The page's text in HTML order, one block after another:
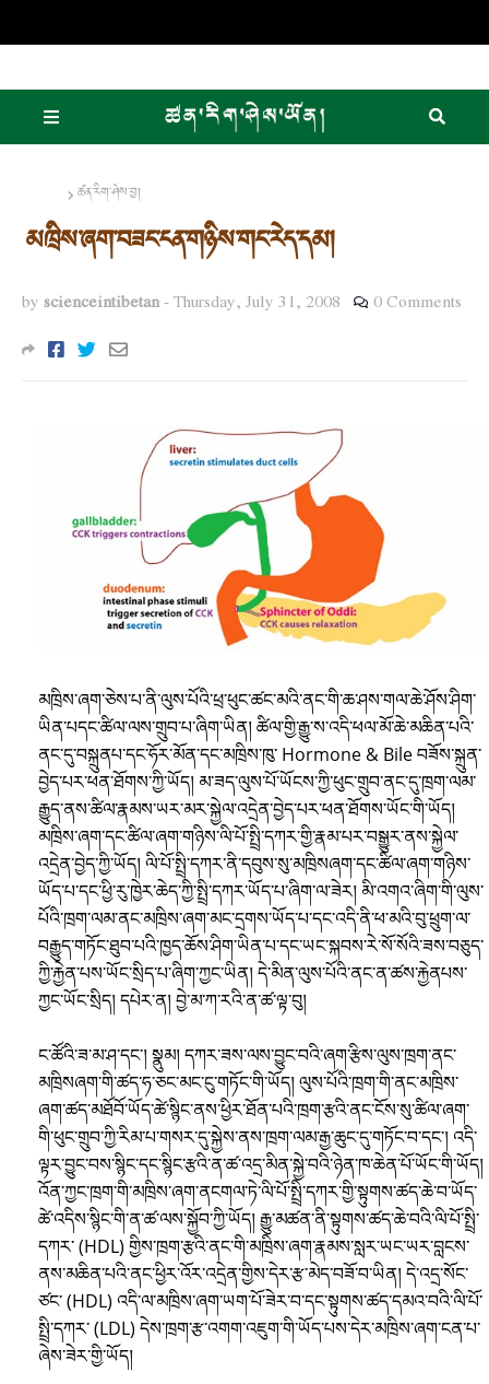
ཚན་རིག་ཤེས་བྱ།
མཁྲིས་ཞག་བཟང་ངན་གཉིས་གང་རེད་དམ།
by scienceintibetan-Thursday, July 31, 2008 0 Comments
མཁྲིས་ཞག་ཅེས་པ་ནི་ལུས་པོའི་ཕྲ་ཕུང་ཚང་མའི་ནང་གི་ཆ་ཤས་གལ་ཆེ་ཤོས་ཤིག་
ཡིན་པདང་ཚིལ་ལས་གྲུབ་པ་ཞིག་ཡིན། ཚིལ་གྱི་རྒྱུ་ས་འདི་ཕལ་མོ་ཆེ་མཆིན་པའི་
ནང་དུ་བསྐྲུནཔ་དང་ཧོར་མོན་དང་མཁྲིས་ཁུ་ Hormone & Bile བཟོས་སྐྲུན་
བྱེད་པར་ཕན་ཐོགས་ཀྱི་ཡོད། མ་ཟད་ལུས་པོ་ཡོངས་ཀྱི་ཕུང་གྲུབ་ནང་དུ་ཁྲག་ལམ་
རྒྱུད་ནས་ཚིལ་རྣམས་ཡར་མར་སྐྱེལ་འདྲེན་བྱེད་པར་ཕན་ཐོགས་ཡོང་གི་ཡོད།
མཁྲིས་ཞག་དང་ཚིལ་ཞག་གཉིས་ལི་པོ་སྤྲི་དཀར་གྱི་རྣམ་པར་བསྒྱུར་ནས་སྐྱེལ་
འདྲེན་བྱེད་ཀྱི་ཡོད། ལི་པོ་སྤྲི་དཀར་ནི་དབུས་སུ་མཁྲིསཞག་དང་ཚིལ་ཞག་གཉིས་
ཡོད་པ་དང་ཕྱི་རུ་ཁྱེར་ཆེད་ཀྱི་སྤྲི་དཀར་ཡོད་པ་ཞིག་ལ་ཟེར། མི་འགའ་ཞིག་གི་ལུས་
པོའི་ཁྲག་ལམ་ནང་མཁྲིས་ཞག་མང་དྲགས་ཡོད་པ་དང་འདི་ནི་ཕ་མའི་བུ་ཕྲུག་ལ་
བརྒྱུད་གཏོང་ཐུབ་པའི་ཁྱད་ཆོས་ཤིག་ཡིན་པ་དང་ཡང་སྐབས་རེ་སོ་སོའི་ཟས་བཅུད་
ཀྱི་རྐྱེན་པས་ཡོང་སྲིད་པ་ཞིག་ཀྱང་ཡིན། དེ་མིན་ལུས་པོའི་ནང་ན་ཚས་རྐྱེནཔས་
ཀྱང་ཡོང་སྲིད། དཔེར་ན། བྱེ་མ་ཀ་རའི་ན་ཚ་ལྟ་བུ།
ང་ཚོའི་ཟ་མ་ཤ་དང་། སྣུམ། དཀར་ཟས་ལས་བྱུང་བའི་ཞག་རྩིས་ལུས་ཁྲག་ནང་
མཁྲིསཞག་གི་ཚད་ཧ་ཅང་མང་ངུ་གཏོང་གི་ཡོད། ལུས་པོའི་ཁྲག་གི་ནང་མཁྲིས་
ཞག་ཚད་མཐོབོ་ཡོད་ཚེ་སྙིང་ནས་ཕྱིར་ཐོན་པའི་ཁྲག་རྩའི་ནང་ངོས་སུ་ཚིལ་ཞག་
གི་ཕུང་གྲུབ་ཀྱི་རིམ་པ་གསར་དུ་སྐྱེས་ནས་ཁྲག་ལམ་རྒྱ་ཆུང་དུ་གཏོང་བ་དང་། འདི་
ལྟར་བྱུང་བས་སྙིང་དང་སྙིང་རྩའི་ན་ཚ་འདྲ་མིན་སྐྱེ་བའི་ཉེན་ཁ་ཆེན་པོ་ཡོང་གི་ཡོད།
འོན་ཀྱང་ཁྲག་གི་མཁྲིས་ཞག་ནངགལ་ཏེ་ལི་པོ་སྤྲི་དཀར་གྱི་སྟུགས་ཚད་ཆེ་བ་ཡོད་
ཚེ་འདིས་སྙིང་གི་ན་ཚ་ལས་སྐྱོབ་ཀྱི་ཡོད། རྒྱུ་མཚན་ནི་སྟུགས་ཚད་ཆེ་བའི་ལི་པོ་སྤྲི་
དཀར་ (HDL) གྱིས་ཁྲག་རྩའི་ནང་གི་མཁྲིས་ཞག་རྣམས་སླར་ཡང་ཡར་བླངས་
ནས་མཆིན་པའི་ནང་ཕྱིར་འོར་འདྲེན་གྱིས་དེར་རྩ་མེད་བཟོ་བ་ཡིན། དེ་འདྲ་སོང་
ཙང་ (HDL) འདི་ལ་མཁྲིས་ཞག་ཡག་པོ་ཟེར་བ་དང་སྟུགས་ཚད་དམའ་བའི་ལི་པོ་
སྤྲི་དཀར་ (LDL) དེས་ཁྲག་རྩ་འགག་འཇུག་གི་ཡོད་པས་དེར་མཁྲིས་ཞག་ངན་པ་
ཞེས་ཟེར་གྱི་ཡོད།